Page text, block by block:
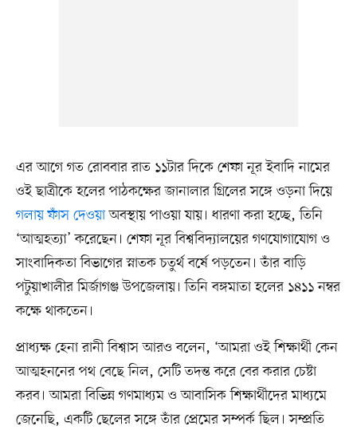
এর আগে গত রোববার রাত ১১টার দিকে শেফা নূর ইবাদি নামের
ওই ছাত্রীকে হলের পাঠকক্ষের জানালার গ্রিলের সঙ্গে ওড়না দিয়ে
গলায় ফাঁস দেওয়াঅবস্থায় পাওয়া যায়। ধারণা করা হচ্ছে, তিনি
‘আত্মহত্যা’ করেছেন। শেফা নূর বিশ্ববিদ্যালয়ের গণযোগাযোগ ও
সাংবাদিকতা বিভাগের স্নাতক চতুর্থ বর্ষে পড়তেন। তাঁর বাড়ি
পটুয়াখালীর মির্জাগঞ্জ উপজেলায়। তিনি বঙ্গমাতা হলের ১৪১১ নম্বর
কক্ষে থাকতেন।
প্রাধ্যক্ষ হেনা রানী বিশ্বাস আরও বলেন, ‘আমরা ওই শিক্ষার্থী কেন
আত্মহননের পথ বেছে নিল, সেটি তদন্ত করে বের করার চেষ্টা
করব। আমরা বিভিন্ন গণমাধ্যম ও আবাসিক শিক্ষার্থীদের মাধ্যমে
জেনেছি, একটি ছেলের সঙ্গে তাঁর প্রেমের সম্পর্ক ছিল। সম্প্রতি